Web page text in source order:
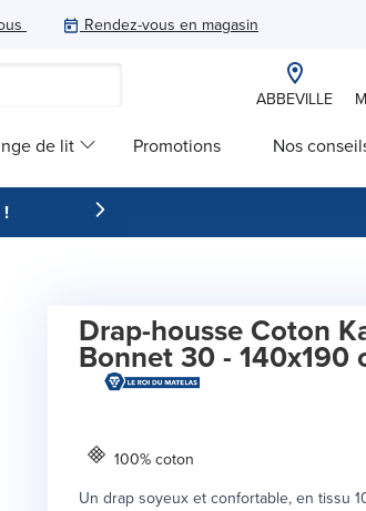
Rendez-vous en magasin
ABBEVILLE
de lit Promotions Nos
Drap-housse Coton
Bonnet 30 - 140x190
100% coton
Un drap soyeux et confortable, en tissu